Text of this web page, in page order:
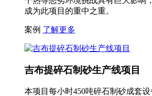
成为此项目的重中之重。
案例 了解更多
吉布提碎石制砂生产线项目
本项目每小时450吨碎石制砂成套